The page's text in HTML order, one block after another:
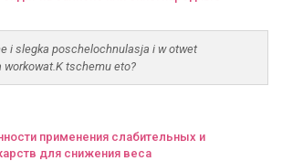
i slegka poschelochnulasja i w otwet
workowat.K tschemu eto?
применения слабительных и
для снижения веса